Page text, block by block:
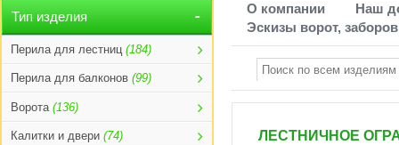
Тип изделия
Перила для лестниц (184)
Перила для балконов (99)
Ворота (136)
Калитки и двери (74)
О компании
Наш
Эскизы ворот, заборов
ЛЕСТНИЧНОЕ